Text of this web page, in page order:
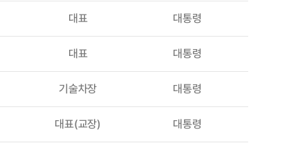
대표 대통령
대표 대통령
기술차장 대통령
대표(교장) 대통령